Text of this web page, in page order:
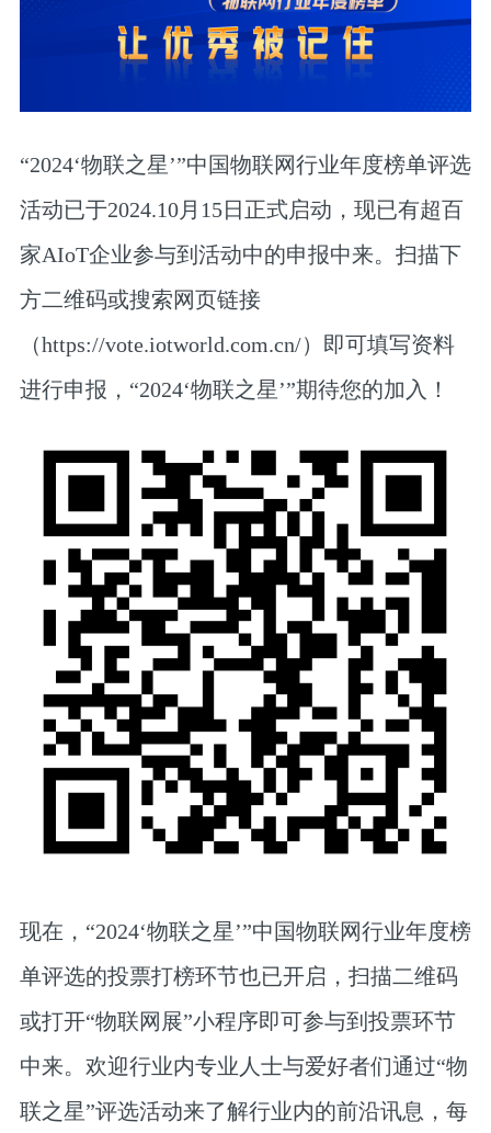
“2024‘物联之星’”中国物联网行业年度榜单评选
活动已于2024.10月15日正式启动，现已有超百
家AIoT企业参与到活动中的申报中来。扫描下
方二维码或搜索网页链接
（https://vote.iotworld.com.cn/）即可填写资料
进行申报，“2024‘物联之星’”期待您的加入！
现在，“2024‘物联之星’”中国物联网行业年度榜
单评选的投票打榜环节也已开启，扫描二维码
或打开“物联网展”小程序即可参与到投票环节
中来。欢迎行业内专业人士与爱好者们通过“物
联之星”评选活动来了解行业内的前沿讯息，每